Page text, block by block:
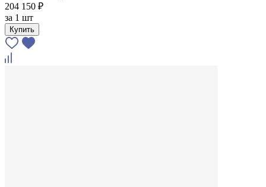
204 150 ₽
за 1 шт
Купить